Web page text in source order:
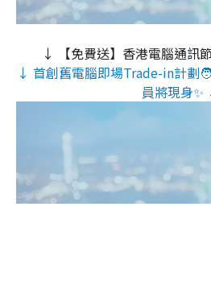
↓ 【免費送】香港電腦通訊
↓ 首創舊電腦即場Trade-in計劃
員將現身✨